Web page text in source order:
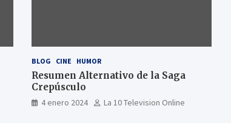
BLOG CINE HUMOR
Resumen Alternativo de la Saga
Crepúsculo
4 enero 2024 La 10 Television Online